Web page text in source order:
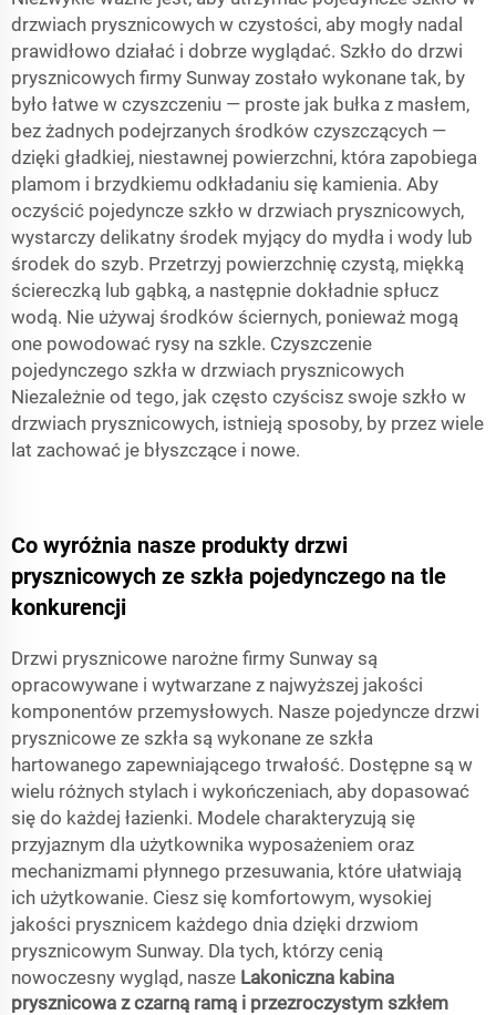
drzwiach prysznicowych w czystości, aby mogły nadal
prawidłowo działać i dobrze wyglądać. Szkło do drzwi
prysznicowych firmy Sunway zostało wykonane tak, by
było łatwe w czyszczeniu — proste jak bułka z masłem,
bez żadnych podejrzanych środków czyszczących —
dzięki gładkiej, niestawnej powierzchni, która zapobiega
plamom i brzydkiemu odkładaniu się kamienia. Aby
oczyścić pojedyncze szkło w drzwiach prysznicowych,
wystarczy delikatny środek myjący do mydła i wody lub
środek do szyb. Przetrzyj powierzchnię czystą, miękką
ściereczką lub gąbką, a następnie dokładnie spłucz
wodą. Nie używaj środków ściernych, ponieważ mogą
one powodować rysy na szkle. Czyszczenie
pojedynczego szkła w drzwiach prysznicowych
Niezależnie od tego, jak często czyścisz swoje szkło w
drzwiach prysznicowych, istnieją sposoby, by przez wiele
lat zachować je błyszczące i nowe.
Co wyróżnia nasze produkty drzwi
prysznicowych ze szkła pojedynczego na tle
konkurencji
Drzwi prysznicowe narożne firmy Sunway są
opracowywane i wytwarzane z najwyższej jakości
komponentów przemysłowych. Nasze pojedyncze drzwi
prysznicowe ze szkła są wykonane ze szkła
hartowanego zapewniającego trwałość. Dostępne są w
wielu różnych stylach i wykończeniach, aby dopasować
się do każdej łazienki. Modele charakteryzują się
przyjaznym dla użytkownika wyposażeniem oraz
mechanizmami płynnego przesuwania, które ułatwiają
ich użytkowanie. Ciesz się komfortowym, wysokiej
jakości prysznicem każdego dnia dzięki drzwiom
prysznicowym Sunway. Dla tych, którzy cenią
nowoczesny wygląd, nasze Lakoniczna kabina
prysznicowa z czarną ramą i przezroczystym szkłem